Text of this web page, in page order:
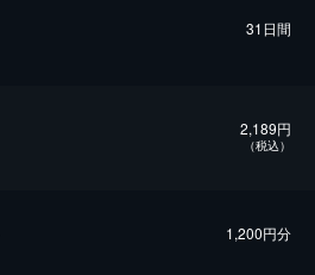
31日間
2,189円
（税込）
1,200円分